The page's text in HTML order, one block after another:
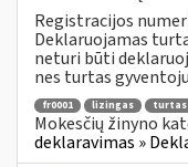
Registracijos
Deklaruojamas
neturi būti
nes turtas
fr0001 lizingas turtas
Mokesčių žinyno
deklaravimas »